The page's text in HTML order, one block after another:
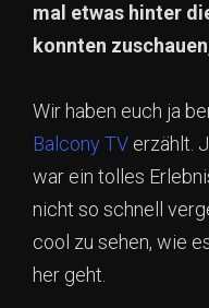
mal etwas hinter
konnten
Wir haben euch ja
Balcony TV erzählt.
war ein tolles
nicht so schnell
cool zu sehen, wie
her geht.